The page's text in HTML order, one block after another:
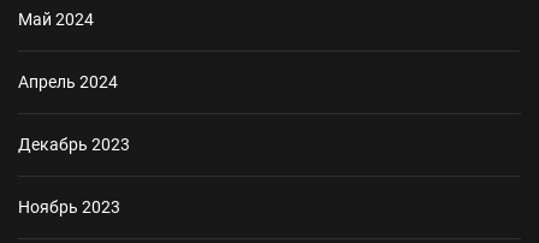
Май 2024
Апрель 2024
Декабрь 2023
Ноябрь 2023